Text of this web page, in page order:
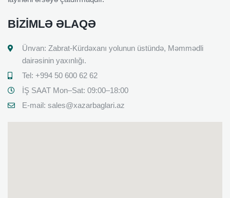
BIZIMLƏ ƏLAQƏ
Ünvan: Zabrat-Kürdəxanı yolunun üstündə, Məmmədli
dairəsinin yaxınlığı.
Tel: +994 50 600 62 62
İŞ SAAT Mon–Sat: 09:00–18:00
E-mail: sales@xazarbaglari.az